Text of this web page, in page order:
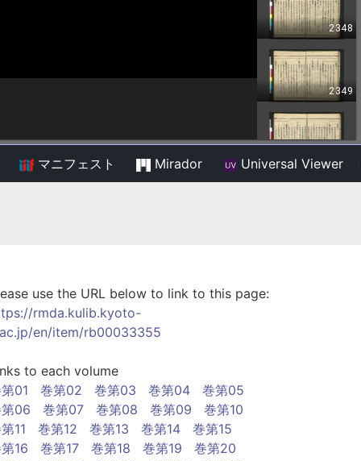
マニフェスト Mirador Universal Viewer
use the URL below to link to this page:
rmda.kulib.kyoto-
en/item/rb00033355
to each volume
01
巻第02 巻第03 巻第04
巻第05
06
巻第07 巻第08 巻第09
巻第10
11
巻第12 巻第13 巻第14
巻第15
16
巻第17 巻第18 巻第19
巻第20